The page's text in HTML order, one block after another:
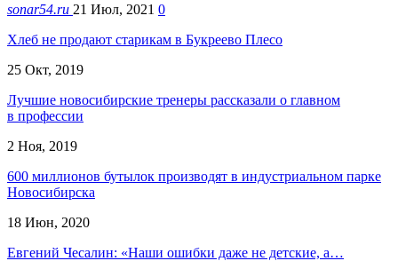
sonar54.ru 21 Июл, 2021 0
Хлеб не продают старикам в Букреево Плесо
25 Окт, 2019
Лучшие новосибирские тренеры рассказали о главном
в профессии
2 Ноя, 2019
600 миллионов бутылок производят в индустриальном парке
Новосибирска
18 Июн, 2020
Евгений Чесалин: «Наши ошибки даже не детские, а…